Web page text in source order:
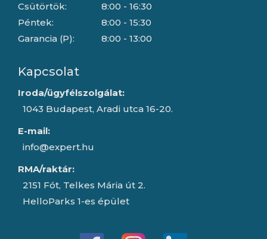
Csütörtök:
Péntek:
Garancia (P):
8:00 - 16:30
8:00 - 15:30
8:00 - 13:00
Kapcsolat
Iroda/ügyfélszolgálat:
1043 Budapest, Aradi utca 16-20.
E-mail:
info@expert.hu
RMA/raktár:
2151 Fót, Telkes Mária út 2.
HelloParks 1-es épület